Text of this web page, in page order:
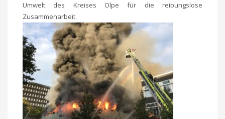
Umwelt des Kreises Olpe für die reibungslose
Zusammenarbeit.